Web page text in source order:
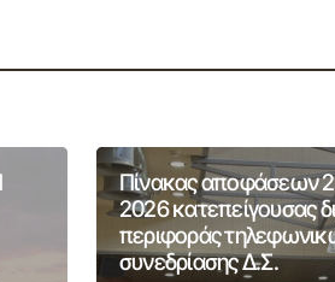
Πίνακας αποφάσεων
2026 κατεπείγουσας
περιφοράς
συνεδρίασης Δ.Σ.